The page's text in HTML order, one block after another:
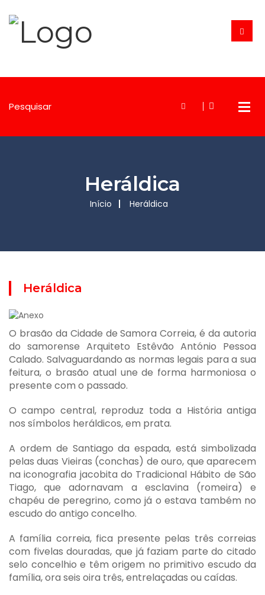
Heráldica
Início Heráldica
Heráldica
O brasão da Cidade de Samora Correia, é da autoria
do samorense Arquiteto Estêvão António Pessoa
Calado. Salvaguardando as normas legais para a sua
feitura, o brasão atual une de forma harmoniosa o
presente com o passado.
O campo central, reproduz toda a História antiga
nos símbolos heráldicos, em prata.
A ordem de Santiago da espada, está simbolizada
pelas duas Vieiras (conchas) de ouro, que aparecem
na iconografia jacobita do Tradicional Hábito de São
Tiago, que adornavam a esclavina (romeira) e
chapéu de peregrino, como já o estava também no
escudo do antigo concelho.
A família correia, fica presente pelas três correias
com fivelas douradas, que já faziam parte do citado
selo concelhio e têm origem no primitivo escudo da
família, ora seis oira três, entrelaçadas ou caídas.